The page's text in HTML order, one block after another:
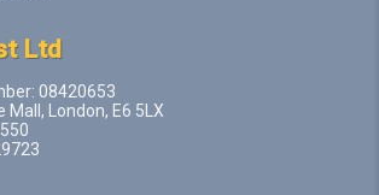
Ltd
08420653
Mall, London, E6 5LX